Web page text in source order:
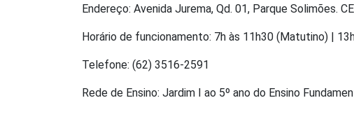
Endereço: Avenida Jurema, Qd. 01, Parque Solimões.
Horário de funcionamento: 7h às 11h30 (Matutino) |
Telefone: (62) 3516-2591
Rede de Ensino: Jardim I ao 5º ano do Ensino